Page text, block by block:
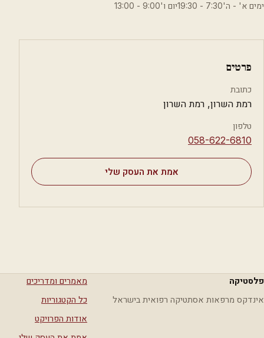
ימים א' - ה'7:30 - 19:30יום ו'9:00 - 13:00
פרטים
כתובת
רמת השרון, רמת השרון
טלפון
⁦058-622-6810⁩
אמת את העסק שלי
פלסטיקה
אינדקס מרפאות אסתטיקה רפואית בישראל
מאמרים ומדריכים
כל הקטגוריות
אודות הפרויקט